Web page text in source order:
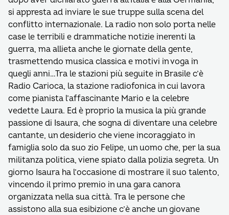
si appresta ad inviare le sue truppe sulla scena del
conflitto internazionale. La radio non solo porta nelle
case le terribili e drammatiche notizie inerenti la
guerra, ma allieta anche le giornate della gente,
trasmettendo musica classica e motivi in voga in
quegli anni…Tra le stazioni più seguite in Brasile c’è
Radio Carioca, la stazione radiofonica in cui lavora
come pianista l’affascinante Mario e la celebre
vedette Laura. Ed è proprio la musica la più grande
passione di Isaura, che sogna di diventare una celebre
cantante, un desiderio che viene incoraggiato in
famiglia solo da suo zio Felipe, un uomo che, per la sua
militanza politica, viene spiato dalla polizia segreta. Un
giorno Isaura ha l’occasione di mostrare il suo talento,
vincendo il primo premio in una gara canora
organizzata nella sua città. Tra le persone che
assistono alla sua esibizione c’è anche un giovane